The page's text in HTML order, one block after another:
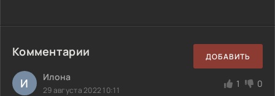
Комментарии ДОБАВИТЬ
И Илона
29 августа 2022 10:11
1 0